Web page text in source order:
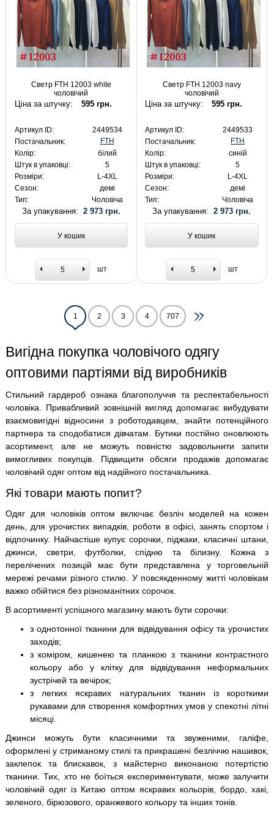
Светр FTH 12003 white
чоловічий
Ціна за штучку: 595 грн.
Артикул ID:
2449534
Постачальник:
FTH
Колір:
білий
Штук в упаковці:
5
Розміри:
L-4XL
Сезон:
демі
Тип:
Чоловіча
За упакування: 2 973 грн.
У кошик
шт
Светр FTH 12003 navy
чоловічий
Ціна за штучку: 595 грн.
Артикул ID:
2449533
Постачальник:
FTH
Колір:
синій
Штук в упаковці:
5
Розміри:
L-4XL
Сезон:
демі
Тип:
Чоловіча
За упакування:2 973 грн.
У кошик
шт
1 2 3 4 707
Вигідна покупка чоловічого одягу
оптовими партіями від виробників
Стильний гардероб ознака благополуччя та респектабельності
чоловіка. Привабливий зовнішній вигляд допомагає вибудувати
взаємовигідні відносини з роботодавцем, знайти потенційного
партнера та сподобатися дівчатам. Бутики постійно оновлюють
асортимент, але не можуть повністю задовольнити запити
вимогливих покупців. Підвищити обсяги продажів допомагає
чоловічий одяг оптом від надійного постачальника.
Які товари мають попит?
Одяг для чоловіків оптом включає безліч моделей на кожен
день, для урочистих випадків, роботи в офісі, занять спортом і
відпочинку. Найчастіше купує сорочки, піджаки, класичні штани,
джинси, светри, футболки, спідню та білизну. Кожна з
перелічених позицій має бути представлена ​​у торговельній
мережі речами різного стилю. У повсякденному житті чоловікам
важко обійтися без різноманітних сорочок.
В асортименті успішного магазину мають бути сорочки:
з однотонної тканини для відвідування офісу та урочистих
заходів;
з коміром, кишенею та планкою з тканини контрастного
кольору або у клітку для відвідування неформальних
зустрічей та вечірок;
з легких яскравих натуральних тканин із короткими
рукавами для створення комфортних умов у спекотні літні
місяці.
Джинси можуть бути класичними та звуженими, галіфе,
оформлені у стриманому стилі та прикрашені безліччю нашивок,
заклепок та блискавок, з майстерно виконаною потертістю
тканини. Тих, хто не боїться експериментувати, може залучити
чоловічий одяг із Китаю оптом яскравих кольорів, бордо, хакі,
зеленого, бірюзового, оранжевого кольору та інших тонів.